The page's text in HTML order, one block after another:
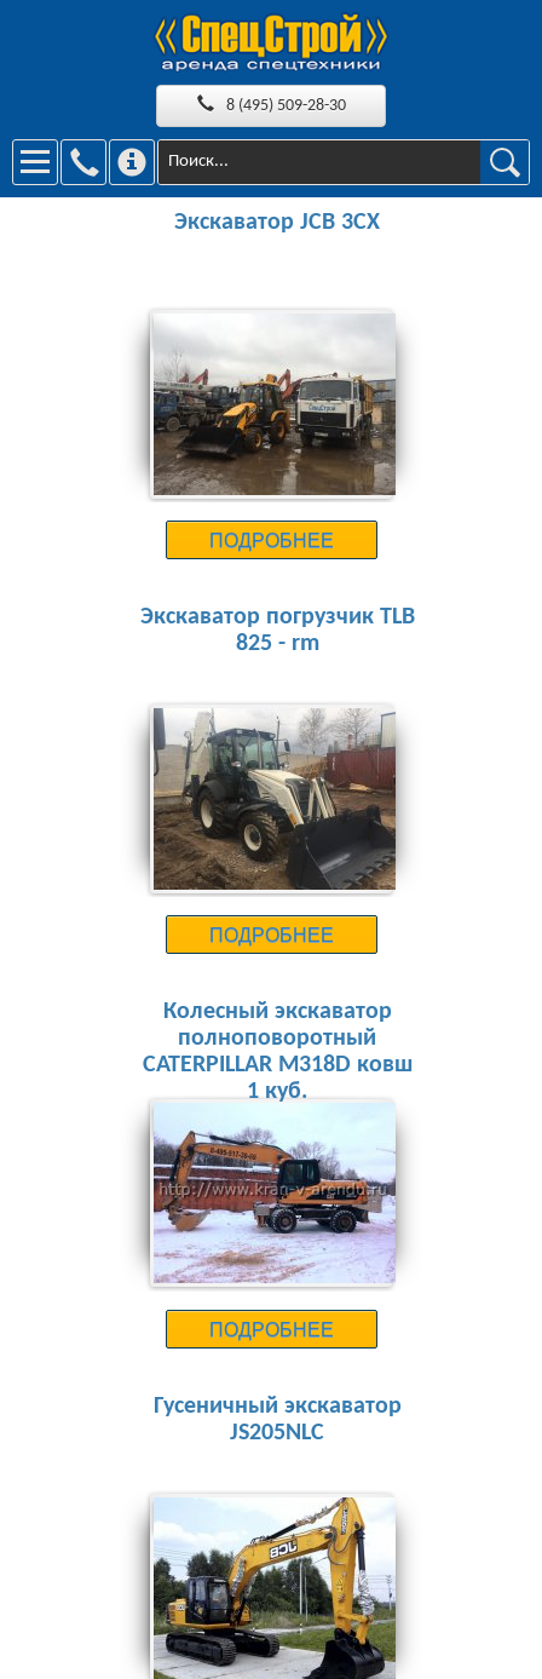
8 (495) 509-28-30
Экскаватор JCB 3CX
ПОДРОБНЕЕ
23000 руб.
Экскаватор погрузчик TLB
825 - rm
ПОДРОБНЕЕ
15 000 руб.
Колесный экскаватор
полноповоротный
CATERPILLAR М318D ковш
1 куб.
ПОДРОБНЕЕ
25000 руб.
Гусеничный экскаватор
JS205NLC
23000 руб.